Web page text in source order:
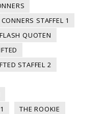
STAFFEL 1
QUOTEN
STAFFEL 2
THE ROOKIE